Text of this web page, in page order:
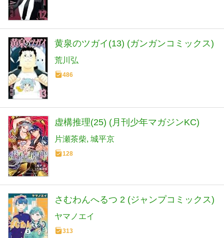
黄泉のツガイ(13) (ガンガンコミックス)
荒川弘
486
虚構推理(25) (月刊少年マガジンKC)
片瀬茶柴 城平京
128
さむわんへるつ 2 (ジャンプコミックス)
ヤマノエイ
313